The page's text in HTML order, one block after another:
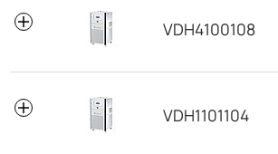
VDH4100108
VDH1101104